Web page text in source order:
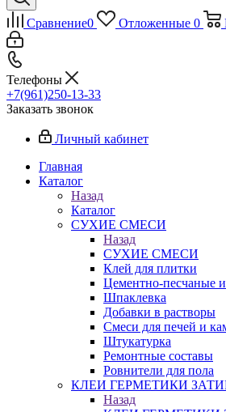
Сравнение0 Отложенные 0
Телефоны
+7(961)250-13-33
Заказать звонок
Личный кабинет
Главная
Каталог
Назад
Каталог
СУХИЕ СМЕСИ
Назад
СУХИЕ СМЕСИ
Клей для плитки
Цементно-песчаные
Шпаклевка
Добавки в растворы
Смеси для печей и
Штукатурка
Ремонтные составы
Ровнители для пола
КЛЕИ ГЕРМЕТИКИ
Назад